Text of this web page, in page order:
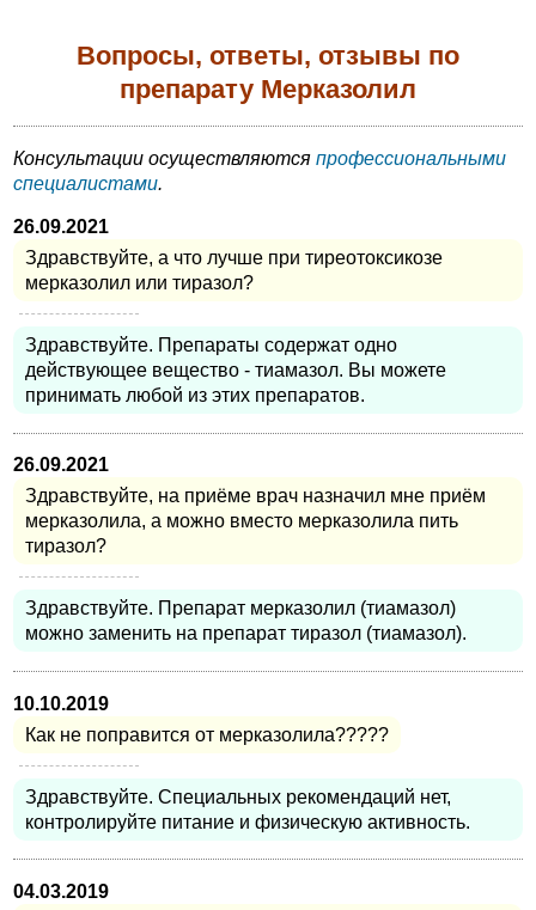
Вопросы, ответы, отзывы по
препарату Мерказолил
Консультации осуществляются профессиональными
специалистами.
26.09.2021
Здравствуйте, а что лучше при тиреотоксикозе
мерказолил или тиразол?
Здравствуйте. Препараты содержат одно
действующее вещество - тиамазол. Вы можете
принимать любой из этих препаратов.
26.09.2021
Здравствуйте, на приёме врач назначил мне приём
мерказолила, а можно вместо мерказолила пить
тиразол?
Здравствуйте. Препарат мерказолил (тиамазол)
можно заменить на препарат тиразол (тиамазол).
10.10.2019
Как не поправится от мерказолила?????
Здравствуйте. Специальных рекомендаций нет,
контролируйте питание и физическую активность.
04.03.2019